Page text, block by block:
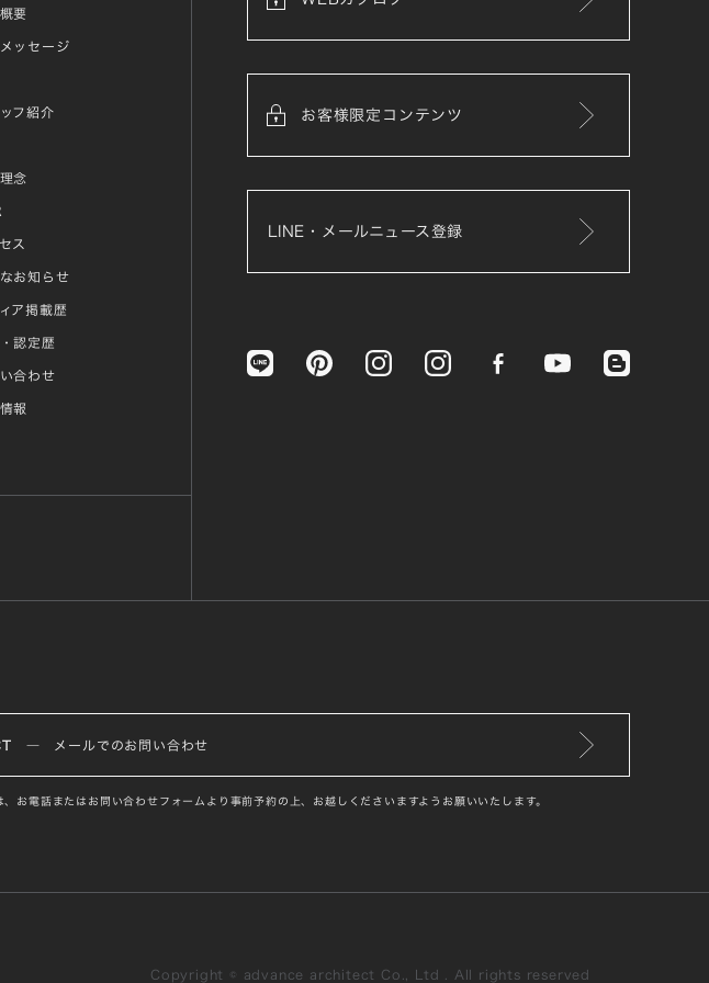
要
ッセージ
フ紹介
念
ス
お知らせ
ア掲載歴
認定歴
合わせ
報
お客様限定コンテンツ
LINE・メールニュース登録
― メールでのお問い合わせ
、お電話またはお問い合わせフォームより事前予約の上、お越しくださいますようお願いいたします。
Copyright © advance architect Co., Ltd . All rights reserved